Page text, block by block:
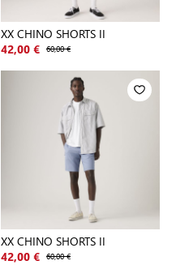
XX CHINO SHORTS II
42,00 € 60,00 €
XX CHINO SHORTS II
42,00 € 60,00 €